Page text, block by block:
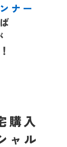
ナー
購入
ャル